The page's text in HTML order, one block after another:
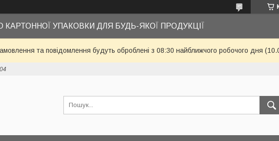
УПАКОВКИ ДЛЯ БУДЬ-ЯКОЇ ПРОДУКЦІЇ
та повідомлення будуть оброблені з 08:30 найближчого робочого дня